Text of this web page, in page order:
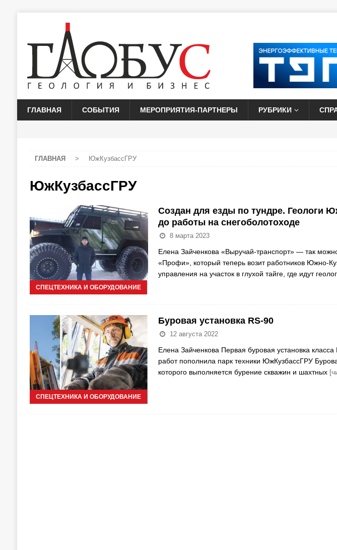
ГЛАВНАЯ СОБЫТИЯ МЕРОПРИЯТИЯ-ПАРТНЕРЫ РУБРИКИ
ГЛАВНАЯ > ЮжКузбассГРУ
ЮжКузбассГРУ
СПЕЦТЕХНИКА И ОБОРУДОВАНИЕ
Создан для езды по тундре. Геологи
до работы на снегоболотоходе
8 марта 2023
Елена Зайченкова «Выручай-транспорт» — так
«Профи», который теперь возит работников Южно-
управления на участок в глухой тайге, где идут
СПЕЦТЕХНИКА И ОБОРУДОВАНИЕ
Буровая установка RS-90
12 августа 2022
Елена Зайченкова Первая буровая установка
работ пополнила парк техники ЮжКузбассГРУ
которого выполняется бурение скважин и шахтных